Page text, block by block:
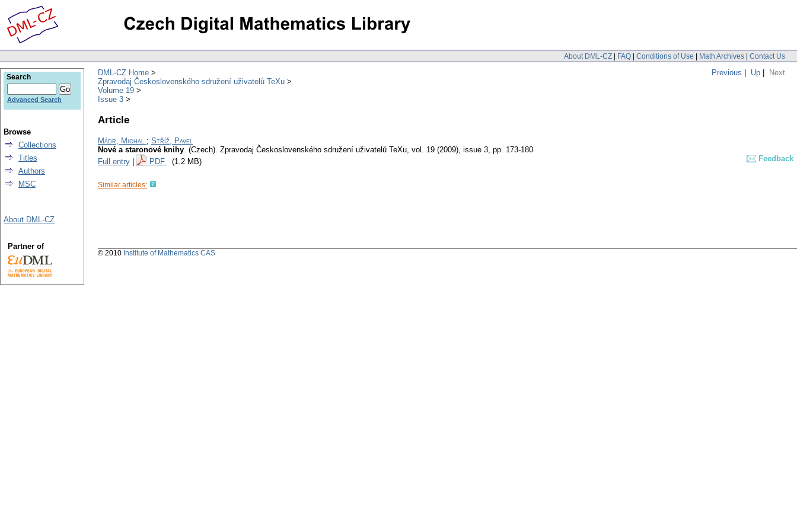
About DML-CZ | FAQ | Conditions of Use | Math Archives | Contact Us
Previous | Up | Next
DML-CZ Home
Zpravodaj Československého sdružení uživatelů TeXu
Volume 19
Issue 3
Article
Mádr, Michal ; Stříž, Pavel
Nové a staronové knihy. (Czech). Zpravodaj Československého sdružení uživatelů TeXu, vol. 19 (2009), issue 3, pp. 173-180
Full entry
PDF (1.2 MB) Feedback
Similar articles:
Search
Advanced Search
Browse
Collections
Titles
Authors
MSC
About DML-CZ
Partner of
© 2010 Institute of Mathematics CAS